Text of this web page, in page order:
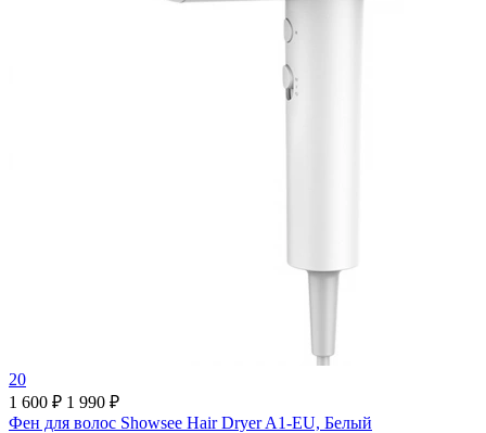
20
1 600 ₽ 1 990 ₽
Фен для волос Showsee Hair Dryer A1-EU, Белый